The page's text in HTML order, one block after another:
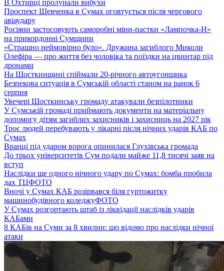
В Охтирці пролунали вибухи
Проспект Шевченка в Сумах оговтується після чергового
авіаудару
Росіяни застосовують саморобні міни-пастки «Лампочка-Н»
на прикордонні Сумщини
«Страшно неймовірно було». Дружина загиблого Миколи
Олефіра — про життя без чоловіка та поїздки на цвинтар під
дронами
На Шосткинщині спіймали 20-річного автоугонщика
Безпекова ситуація в Сумській області станом на ранок 6
серпня
Увечері Шосткинську громаду атакували безпілотники
У Сумській громаді приймають документи на матеріальну
допомогу дітям загиблих захисників і захисниць на 2027 рік
Троє людей перебувають у лікарні після нічних ударів КАБ по
Сумах
Вранці під ударом ворога опинилася Глухівська громада
До трьох університетів Сум подали майже 11,8 тисячі заяв на
вступ
Наслідки ще одного нічного удару по Сумах: бомба пробила
дах ТЦФОТО
Вночі у Сумах КАБ розірвався біля гуртожитку
машинобудівного коледжуФОТО
У Сумах розгортають штаб із ліквідації наслідків ударів
КАБами
8 КАБів на Суми за 8 хвилин: що відомо про наслідки нічної
атаки